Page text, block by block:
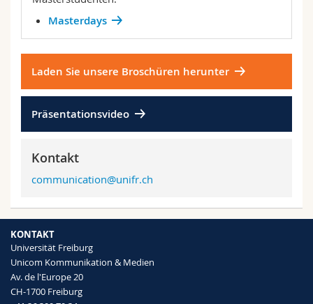
Masterdays
Laden Sie unsere Broschüren herunter
Präsentationsvideo
Kontakt
communication@unifr.ch
KONTAKT
Universität Freiburg
Unicom Kommunikation & Medien
Av. de l'Europe 20
CH-1700 Freiburg